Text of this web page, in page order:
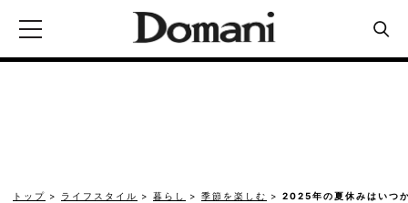
トップ ライフスタイル 暮らし 季節を楽しむ 2025年の夏休みはいつ